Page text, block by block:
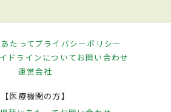
たってプライバシーポリシー
ドラインについてお問い合わせ
運営会社
【医療機関の方】